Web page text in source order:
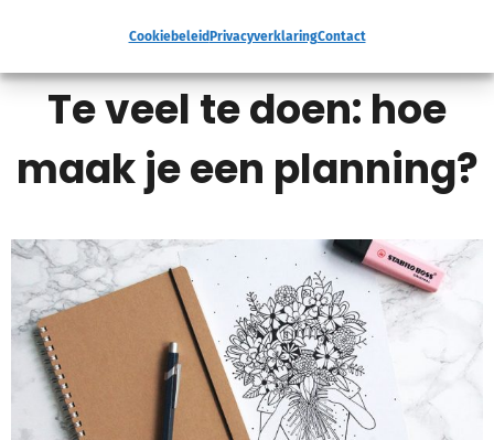
Cookiebeleid PrivacyverklaringContact
LEES VERDER
Te veel te doen: hoe
maak je een planning?